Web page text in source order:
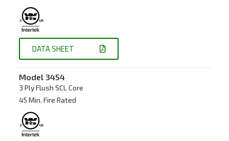
DATA SHEET
Model 3454
3 Ply Flush SCL Core
45 Min. Fire Rated